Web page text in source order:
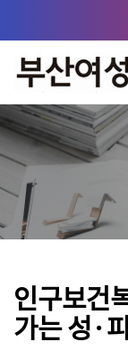
인구보건
가는 성·